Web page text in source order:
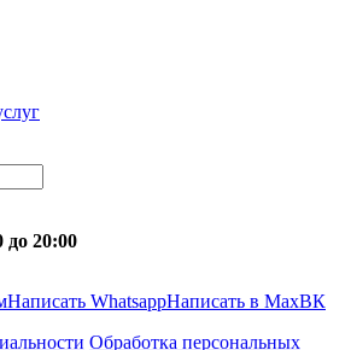
до 20:00
Написать WhatsappНаписать в MaxВК
Обработка персональных